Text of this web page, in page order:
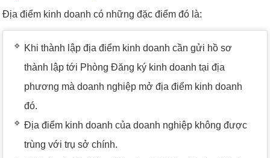
Địa điểm kinh doanh có những đặc điểm đó là:
Khi thành lập địa điểm kinh doanh cần gửi hồ sơ
thành lập tới Phòng Đăng ký kinh doanh tại địa
phương mà doanh nghiệp mở địa điểm kinh doanh
đó.
Địa điểm kinh doanh của doanh nghiệp không được
trùng với trụ sở chính.